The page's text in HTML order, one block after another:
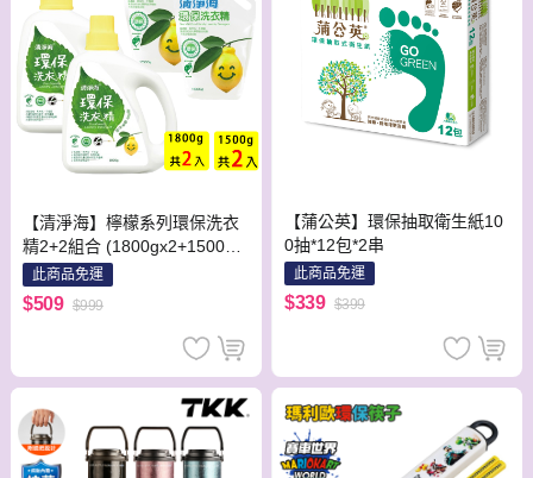
【清淨海】檸檬系列環保洗衣
精2+2組合 (1800gx2+1500gx
2)此商品免運
$509 $999
【蒲公英】環保抽取衛生紙10
0抽*12包*2串
此商品免運
$339 $399